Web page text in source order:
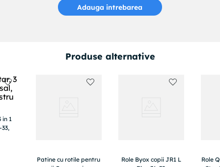
Adauga intrebarea
Produse alternative
in 1
Patine cu rotile pentru
Role Byox copii JR1 L
Role